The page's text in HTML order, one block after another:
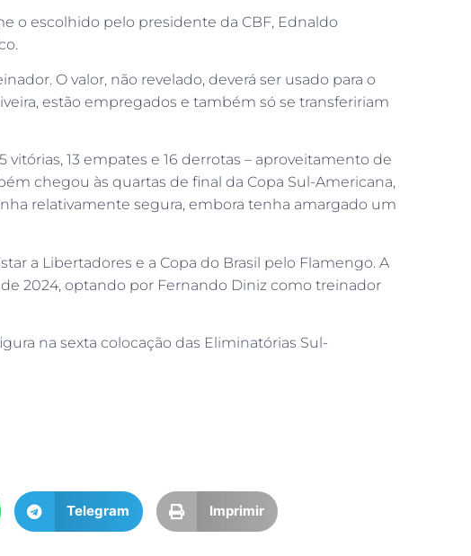
o escolhido pelo presidente da CBF, Ednaldo
O valor, não revelado, deverá ser usado para o
estão empregados e também só se transfeririam
13 empates e 16 derrotas – aproveitamento de
chegou às quartas de final da Copa Sul-Americana,
relativamente segura, embora tenha amargado um
a Libertadores e a Copa do Brasil pelo Flamengo. A
2024, optando por Fernando Diniz como treinador
na sexta colocação das Eliminatórias Sul-
Telegram Imprimir